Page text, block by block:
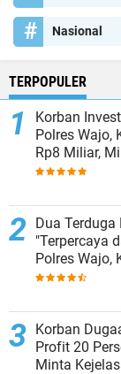
Nasional
TERPOPULER
Korban
Polres Wajo,
Rp8 Miliar,
Dituntaskan
Dua Terduga
"Terpercaya
Polres Wajo,
Capai Rp8
Korban
Profit 20
Minta